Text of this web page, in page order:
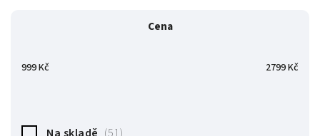
Abecedně
Cena
999Kč 2799Kč